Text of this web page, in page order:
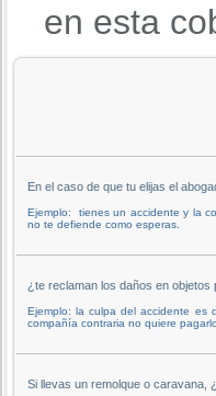
en esta
En el caso de que tu elijas el
Ejemplo: tienes un accidente y la
no te defiende como esperas.
¿te reclaman los daños en objetos
Ejemplo: la culpa del accidente es
compañía contraria no quiere pagarlo.
Si llevas un remolque o caravana,